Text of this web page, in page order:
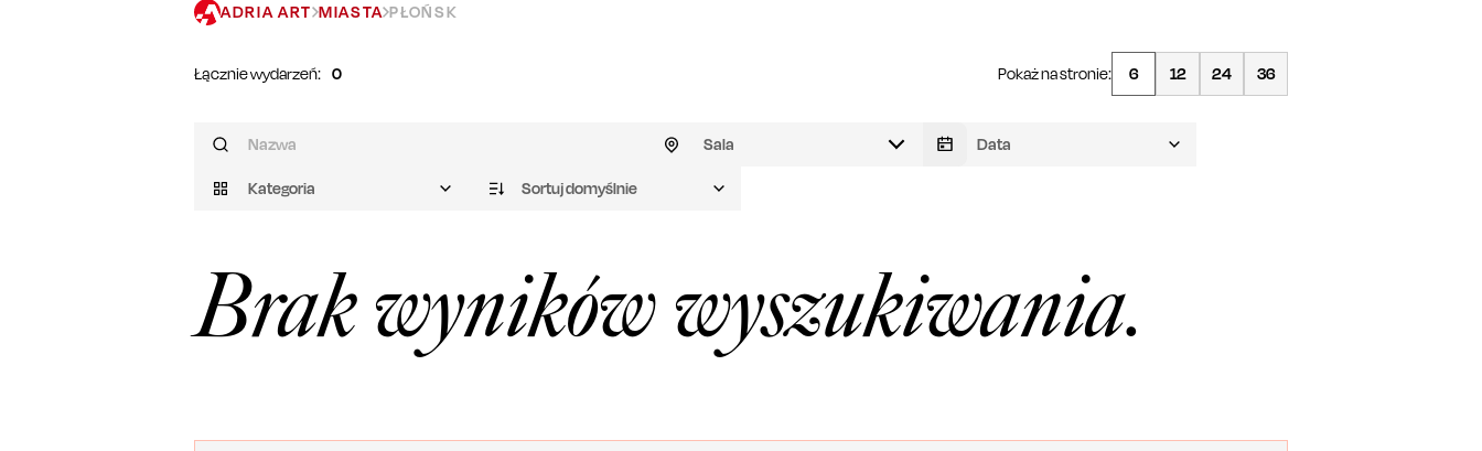
ADRIA ART MIASTA PŁOŃSK
Łącznie wydarzeń: 0 Pokaż na stronie: 6 12 24 36
Sala
Kategoria Sortuj domyślnie
Brak wyników wyszukiwania.